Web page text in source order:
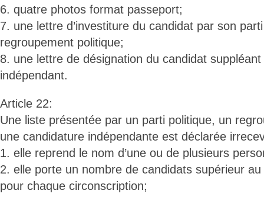
6. quatre photos format passeport;
7. une lettre d’investiture du candidat par son
regroupement politique;
8. une lettre de désignation du candidat
indépendant.
Article 22:
Une liste présentée par un parti politique, un
une candidature indépendante est déclarée
1. elle reprend le nom d’une ou de plusieurs
2. elle porte un nombre de candidats supérieur
pour chaque circonscription;